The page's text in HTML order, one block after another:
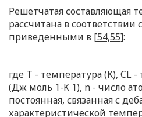
Решетчатая составляющая
рассчитана в соответствии
приведенными в [54,55]:
где T - температура (K), CL
(Дж моль 1-K 1), n - число
постоянная, связанная с
характеристической